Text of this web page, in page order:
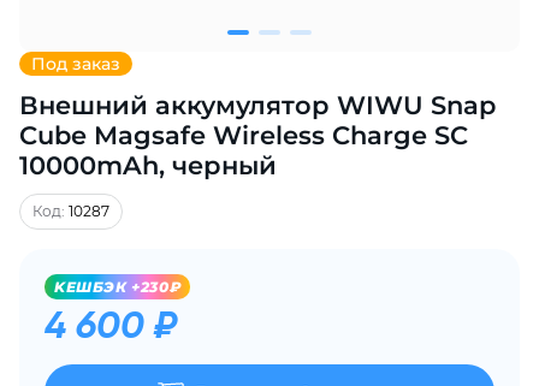
Под заказ
Внешний аккумулятор WIWU Snap
Cube Magsafe Wireless Charge SC
10000mAh, черный
Код: 10287
KЕШБЭК +230₽
4 600 ₽
% картой любого банка
Получайте товар
выбранный способом
Оставшиеся
по25%каждые 2 недели
Подробнее